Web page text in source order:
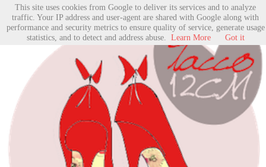
This site uses cookies from Google to deliver its services and to analyze
traffic. Your IP address and user-agent are shared with Google along with
performance and security metrics to ensure quality of service, generate usage
statistics, and to detect and address abuse.
Learn More Got it